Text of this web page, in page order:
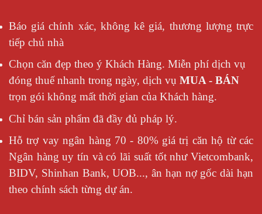
Báo giá chính xác, không kê giá, thương lượng trực
tiếp chủ nhà
Chọn căn đẹp theo ý Khách Hàng. Miễn phí dịch vụ
đóng thuế nhanh trong ngày, dịch vụ MUA - BÁN
trọn gói không mất thời gian của Khách hàng.
Chỉ bán sản phẩm đã đầy đủ pháp lý.
Hỗ trợ vay ngân hàng 70 - 80% giá trị căn hộ từ các
Ngân hàng uy tín và có lãi suất tốt như Vietcombank,
BIDV, Shinhan Bank, UOB..., ân hạn nợ gốc dài hạn
theo chính sách từng dự án.